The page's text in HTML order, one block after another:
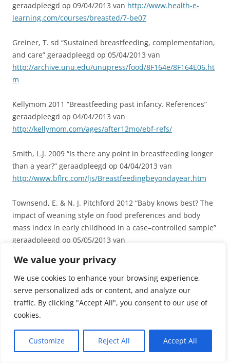
We value your privacy
We use cookies to enhance your browsing experience,
serve personalized ads or content, and analyze our
traffic. By clicking "Accept All", you consent to our use of
cookies.
Customize Reject All Accept All
geraadpleegd op 09/04/2013 van http://www.health-e-
learning.com/courses/breasted/7-be07
Greiner, T. sd “Sustained breastfeeding, complementation,
and care” geraadpleegd op 05/04/2013 van
http://archive.unu.edu/unupress/food/8F164e/8F164E06.ht
m
Kellymom 2011 “Breastfeeding past infancy. References”
geraadpleegd op 04/04/2013 van
http://kellymom.com/ages/after12mo/ebf-refs/
Smith, L.J. 2009 “Is there any point in breastfeeding longer
than a year?” geraadpleegd op 04/04/2013 van
http://www.bflrc.com/ljs/Breastfeedingbeyondayear.htm
Townsend, E. & N. J. Pitchford 2012 “Baby knows best? The
impact of weaning style on food preferences and body
mass index in early childhood in a case–controlled sample”
geraadpleegd op 05/05/2013 van
WHO 2013 “Global Strategy for Infant and Young Child
Feeding” geraadpleegd op 04/04/2013 van
http://www.who.int/nutrition/topics/global_strategy/en/ind
ex.html
Dit bericht werd geplaatst inAfbouwen Borstvoedingstips,kleuter
Maatschappelijke thema's,na het jaar,na zes maanden,peuteren